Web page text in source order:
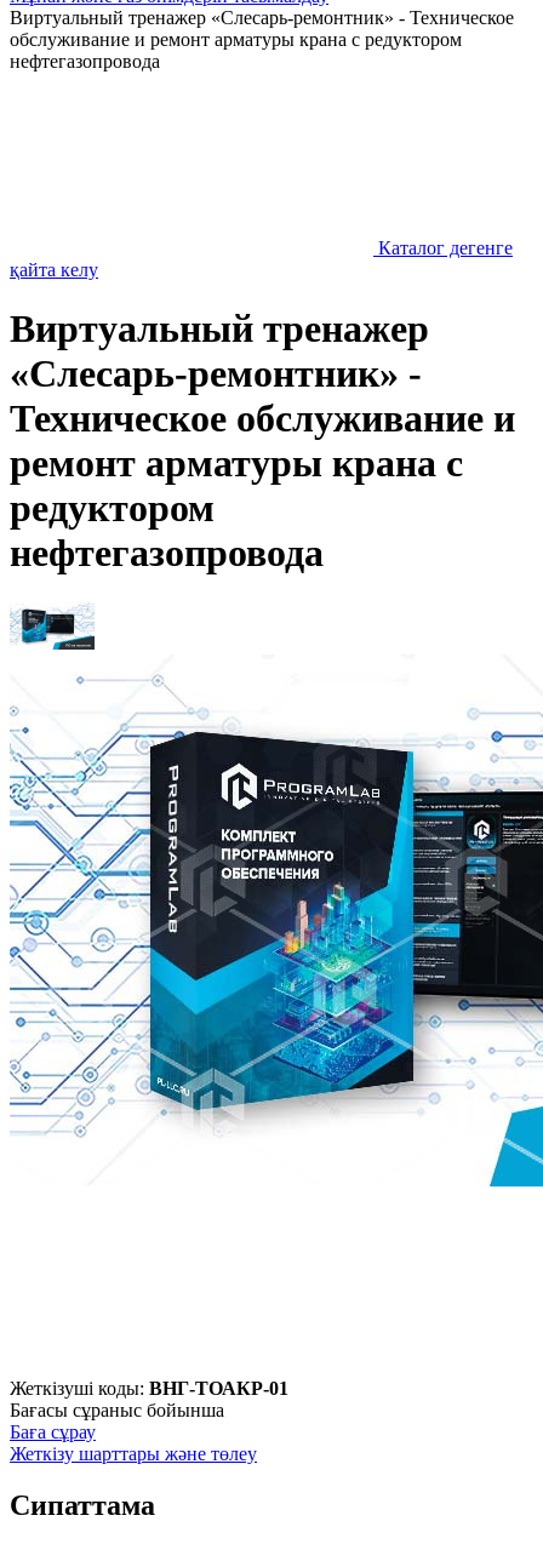
Виртуальный тренажер «Слесарь-ремонтник» - Техническое
обслуживание и ремонт арматуры крана с редуктором
нефтегазопровода
Каталог дегенге
қайта келу
Виртуальный тренажер
«Слесарь-ремонтник» -
Техническое обслуживание и
ремонт арматуры крана с
редуктором
нефтегазопровода
Жеткізуші коды: ВНГ-ТОАКР-01
Бағасы сұраныс бойынша
Баға сұрау
Жеткізу шарттары және төлеу
Сипаттама